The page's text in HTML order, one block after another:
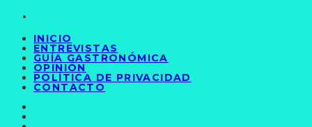
INICIO
ENTREVISTAS
GUÍA GASTRONÓMICA
OPINIÓN
POLÍTICA DE PRIVACIDAD
CONTACTO